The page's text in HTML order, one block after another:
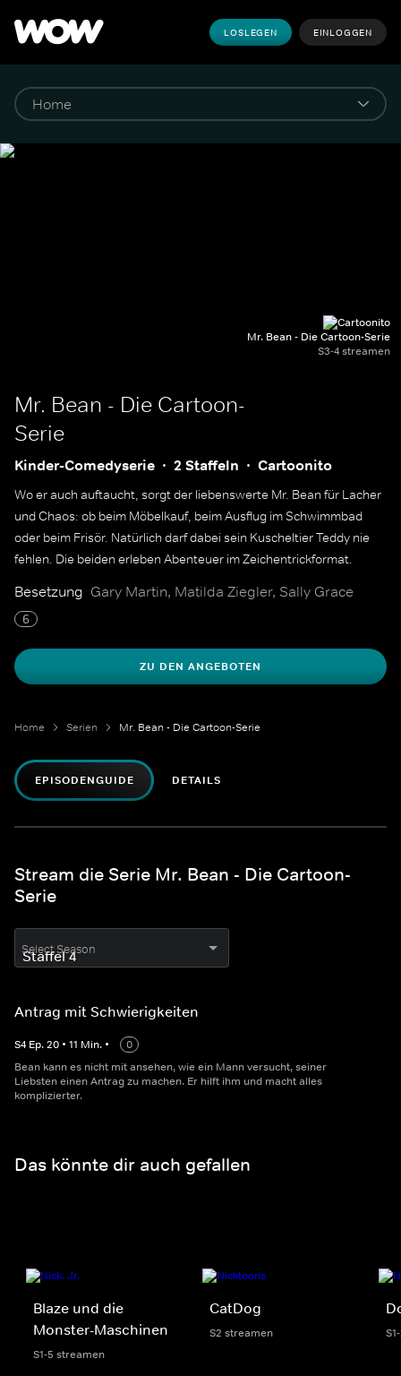
LOSLEGEN EINLOGGEN
Mr. Bean - Die Cartoon-Serie
S3-4 streamen
Mr. Bean - Die Cartoon-
Serie
Kinder-Comedyserie 2 Staffeln Cartoonito
Wo er auch auftaucht, sorgt der liebenswerte Mr. Bean für Lacher
und Chaos: ob beim Möbelkauf, beim Ausflug im Schwimmbad
oder beim Frisör. Natürlich darf dabei sein Kuscheltier Teddy nie
fehlen. Die beiden erleben Abenteuer im Zeichentrickformat.
Besetzung Gary Martin, Matilda Ziegler, Sally Grace
6
ZU DEN ANGEBOTEN
Home Serien Mr. Bean - Die Cartoon-Serie
EPISODENGUIDE DETAILS
Stream die Serie Mr. Bean - Die Cartoon-
Serie
Select Season
Antrag mit Schwierigkeiten
S4 Ep.20 • 11 Min. •
0
Bean kann es nicht mit ansehen, wie ein Mann versucht, seiner
Liebsten einen Antrag zu machen. Er hilft ihm und macht alles
komplizierter.
Das könnte dir auch gefallen
Blaze und die
Monster-Maschinen
S1-5 streamen
CatDog
S2 streamen